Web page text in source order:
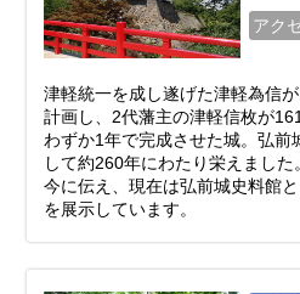
アク
津軽統一を成し遂げた津軽為信
計画し、2代藩主の津軽信枚が
わずか1年で完成させた城。弘前
して約260年にわたり栄えまし
今に伝え、現在は弘前城史料館
を展示しています。